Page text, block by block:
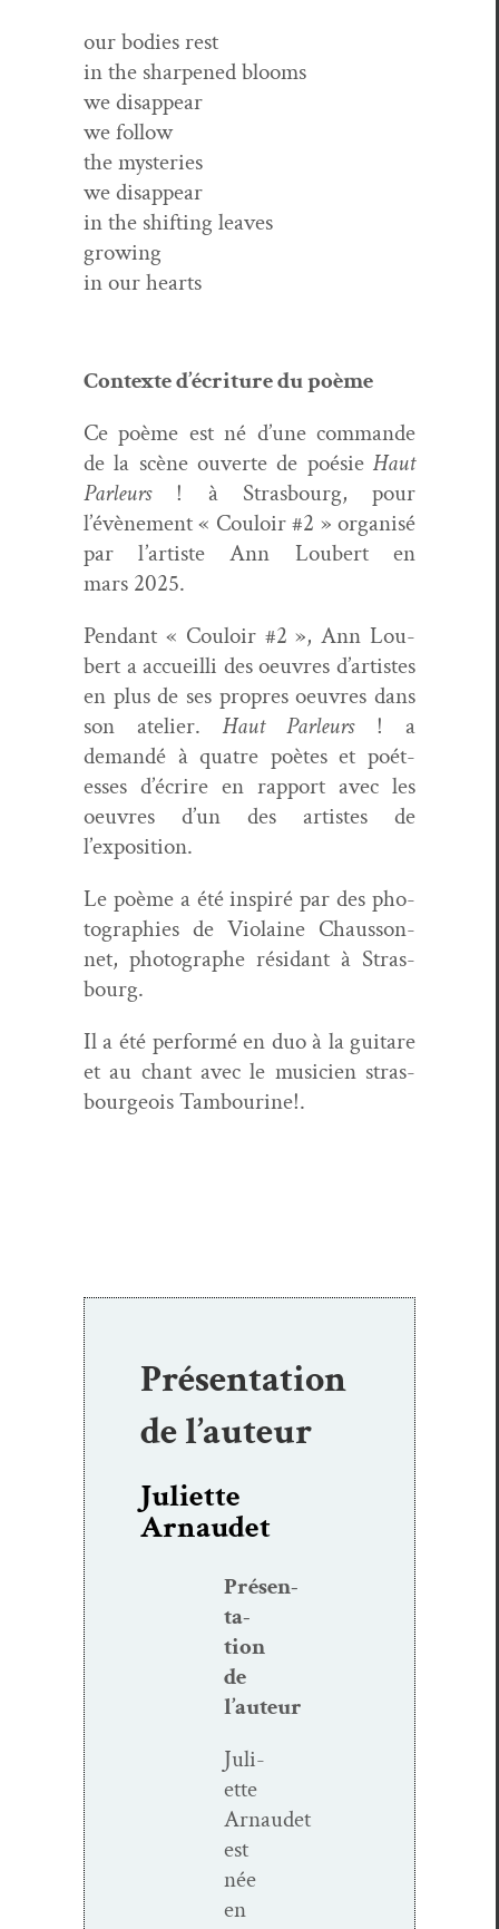
our bod­ies rest
in the sharp­ened blooms
we disappear
we follow
the mysteries
we disappear
in the shift­ing leaves
growing
in our hearts
Con­texte d’écriture du poème
Ce poème est né d’une com­mande
de la scène ouverte de poésie Haut
Par­leurs ! à Stras­bourg, pour
l’évènement « Couloir #2 » organ­isé
par l’artiste Ann Lou­bert en
mars2025.
Pen­dant « Couloir #2 », Ann Lou­
bert a accueil­li des oeu­vres d’artistes
en plus de ses pro­pres oeu­vres dans
son ate­lier. Haut Par­leurs ! a
demandé à qua­tre poètes et poét­
esses d’écrire en rap­port avec les
oeu­vres d’un des artistes de
l’exposition.
Le poème a été inspiré par des pho­
togra­phies de Vio­laine Chaus­son­
net, pho­tographe résidant à Stras­
bourg.
Il a été per­forméen duo à la gui­tare
et au chant avec le musi­cien stras­
bour­geois Tambourine!.
Présentation
de l’auteur
Juliette
Arnaudet
Présen­
ta­
tion
de
l’auteur
Juli­
ette
Arnaudet
est
née
en